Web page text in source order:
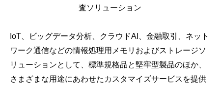
査ソリューション
IoT、ビッグデータ分析、クラウドAI、金融取引、ネット
ワーク通信などの情報処理用メモリおよびストレージソ
リューションとして、標準規格品と堅牢型製品のほか、
さまざまな用途にあわせたカスタマイズサービスを提供